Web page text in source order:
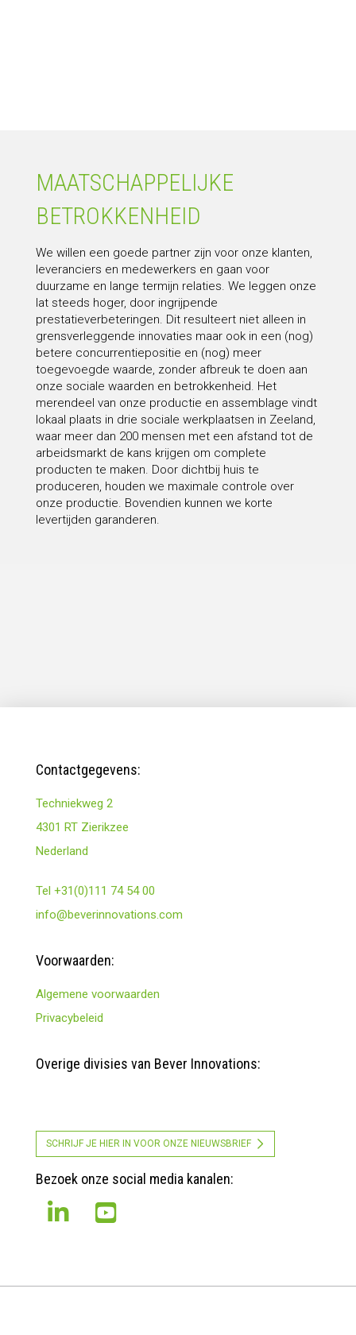
MAATSCHAPPELIJKE
BETROKKENHEID
We willen een goede partner zijn voor onze klanten,
leveranciers en medewerkers en gaan voor
duurzame en lange termijn relaties. We leggen onze
lat steeds hoger, door ingrijpende
prestatieverbeteringen. Dit resulteert niet alleen in
grensverleggende innovaties maar ook in een (nog)
betere concurrentiepositie en (nog) meer
toegevoegde waarde, zonder afbreuk te doen aan
onze sociale waarden en betrokkenheid. Het
merendeel van onze productie en assemblage vindt
lokaal plaats in drie sociale werkplaatsen in Zeeland,
waar meer dan 200 mensen met een afstand tot de
arbeidsmarkt de kans krijgen om complete
producten te maken. Door dichtbij huis te
produceren, houden we maximale controle over
onze productie. Bovendien kunnen we korte
levertijden garanderen.
Contactgegevens:
Techniekweg 2
4301 RT Zierikzee
Nederland
Tel +31(0)111 74 54 00
info@beverinnovations.com
Voorwaarden:
Algemene voorwaarden
Privacybeleid
Overige divisies van Bever Innovations:
SCHRIJF JE HIER IN VOOR ONZE NIEUWSBRIEF
Bezoek onze social media kanalen: